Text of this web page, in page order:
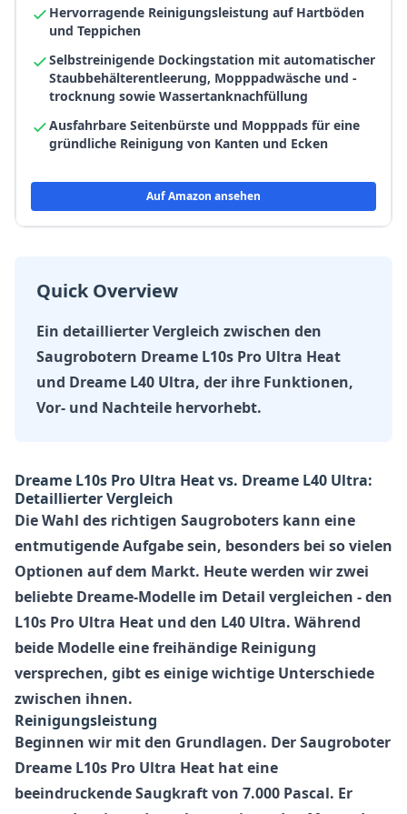
Hervorragende Reinigungsleistung auf Hartböden
und Teppichen
Selbstreinigende Dockingstation mit automatischer
Staubbehälterentleerung, Mopppadwäsche und -
trocknung sowie Wassertanknachfüllung
Ausfahrbare Seitenbürste und Mopppads für eine
gründliche Reinigung von Kanten und Ecken
Auf Amazon ansehen
Quick Overview
Ein detaillierter Vergleich zwischen den
Saugrobotern Dreame L10s Pro Ultra Heat
und Dreame L40 Ultra, der ihre Funktionen,
Vor- und Nachteile hervorhebt.
Dreame L10s Pro Ultra Heat vs. Dreame L40 Ultra:
Detaillierter Vergleich
Die Wahl des richtigen Saugroboters kann eine
entmutigende Aufgabe sein, besonders bei so vielen
Optionen auf dem Markt. Heute werden wir zwei
beliebte Dreame-Modelle im Detail vergleichen - den
L10s Pro Ultra Heat und den L40 Ultra. Während
beide Modelle eine freihändige Reinigung
versprechen, gibt es einige wichtige Unterschiede
zwischen ihnen.
Reinigungsleistung
Beginnen wir mit den Grundlagen. Der Saugroboter
Dreame L10s Pro Ultra Heat hat eine
beeindruckende Saugkraft von 7.000 Pascal. Er